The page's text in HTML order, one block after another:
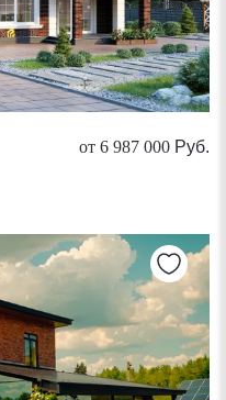
от 6 987 000 Руб.